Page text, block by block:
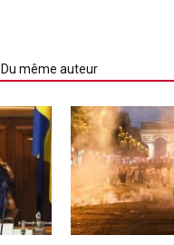
Du même auteur